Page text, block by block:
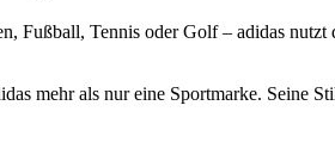
Tennis oder Golf – adidas nutzt
mehr als nur eine Sportmarke. Seine